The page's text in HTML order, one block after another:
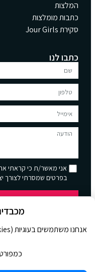
המלצות
כתבות מומלצות
סקירת Jour Girls
כתבו לנו
אני מאשר/ת כי קראתי
בפרטים שמסרתי לצורך